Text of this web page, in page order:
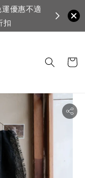
VIP滿1500免運，一般